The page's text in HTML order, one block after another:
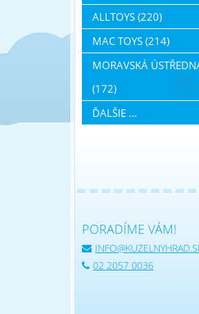
ALLTOYS (220)
MAC TOYS (214)
MORAVSKÁ
(172)
ĎALŠIE ...
PORADÍME VÁM!
02 2057 0036